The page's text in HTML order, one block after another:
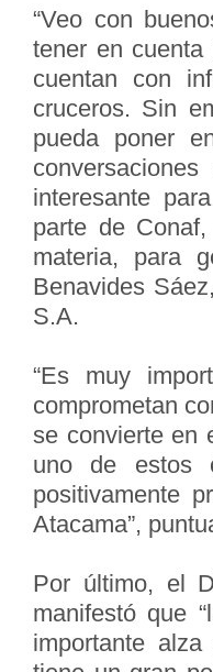
“Veo con
tener en
cuentan con
cruceros. Sin
pueda poner
interesante
parte de
materia, para
Benavides
S.A.
“Es muy
comprometan
se convierte en
uno de estos
positivamente
Atacama”,
Por último, el
manifestó que
importante